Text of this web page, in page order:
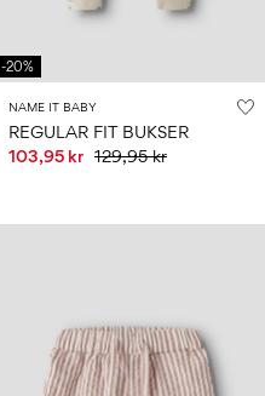
-20%
NAME IT BABY
REGULAR FIT BUKSER
103,95 kr 129,95 kr